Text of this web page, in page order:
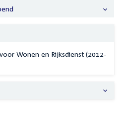
Wonen en Rijksdienst (2012-